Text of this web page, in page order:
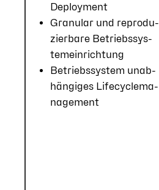
Deploy­ment
Gra­nu­lar und re­pro­du­
zier­ba­re Be­triebs­sys­
tem­ein­rich­tung
Betriebs­system un­ab­
hän­gi­ges Life­cycle­ma­
nage­ment